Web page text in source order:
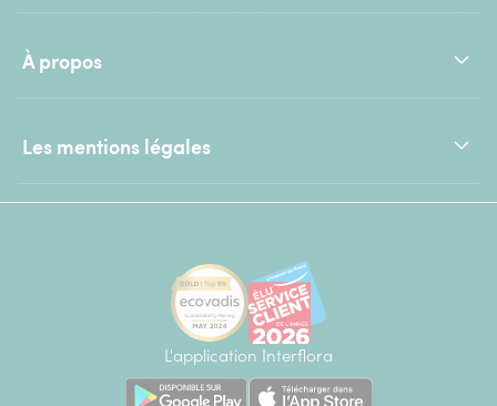
À propos
Les mentions légales
L'application Interflora